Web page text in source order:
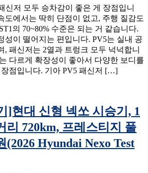
AWD
시
승
기,
1
회
충
전
거
리
440km,
만
영
상
시
승
기]
기
아
저
롱
레
인
신저 모두 승차감이 좋은 게 장점입니
도에서는 딱히 단점이 없고, 주행 질감도
의 70~80% 수준은 되는 거 같습니다.
성이 떨어지는 편입니다. PV5는 실내 공
, 패신저는 2열과 트렁크 모두 넉넉합니
다르게 확장성이 좋아서 다양한 보디를
점입니다. 기아 PV5 패신저 […]
]현대 신형 넥쏘 시승기, 1
리 720km, 프레스티지 풀
(2026 Hyundai Nexo Test